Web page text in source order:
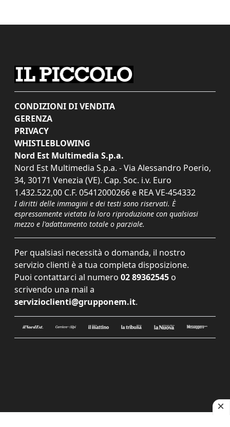
CONDIZIONI DI VENDITA
GERENZA
PRIVACY
WHISTLEBLOWING
Nord Est Multimedia S.p.a.
Nord Est Multimedia S.p.a. - Via Alessandro Poerio,
34, 30171 Venezia (VE). Cap. Soc. i.v. Euro
1.432.522,00 C.F. 05412000266 e REA VE-454332
I diritti delle immagini e dei testi sono riservati. È
espressamente vietata la loro riproduzione con qualsiasi
mezzo e l'adattamento totale o parziale.
Per qualsiasi necessità o domanda, il nostro
servizio clienti è a tua completa disposizione.
Puoi contattarci al numero 02 89362545 o
scrivendo una mail a
servizioclienti@grupponem.it.